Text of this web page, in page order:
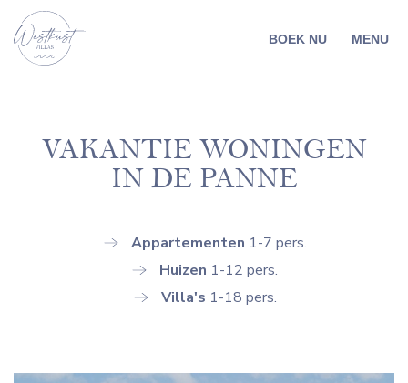
BOEK NU MENU
VAKANTIE WONINGEN
IN DE PANNE
Appartementen 1-7 pers.
Huizen 1-12 pers.
Villa's 1-18 pers.